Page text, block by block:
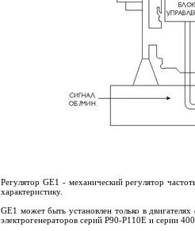
Регулятор GE1 - механический регулятор
характеристику.
GE1 может быть установлен только в
электрогенераторов серий P90-P110E и серии